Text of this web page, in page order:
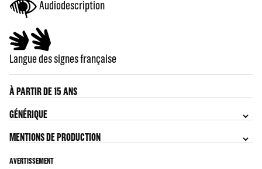
Audiodescription
Langue des signes française
À PARTIR DE 15 ANS
GÉNÉRIQUE
MENTIONS DE PRODUCTION
AVERTISSEMENT